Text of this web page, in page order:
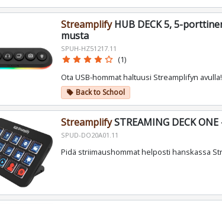
StreamplifyHUB DECK 5, 5-
musta
SPUH-HZ51217.11
star star star star star_border (1)
Ota USB-hommat haltuusi Streamplifyn avulla!
local_offer Back to School
StreamplifySTREAMING DECK
SPUD-DO20A01.11
Pidä striimaushommat helposti hanskassa